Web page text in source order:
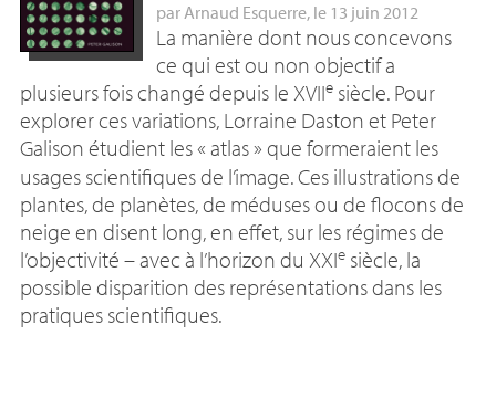
parArnaud Esquerre, le 13 juin 2012
La manière dont nous concevons
ce qui est ou non objectif a
plusieurs fois changé depuis le XVIIesiècle. Pour
explorer ces variations, Lorraine Daston et Peter
Galison étudient les « atlas» que formeraient les
usages scientifiques de l’image. Ces illustrations de
plantes, de planètes, de méduses ou de flocons de
neige en disent long, en effet, sur les régimes de
l’objectivité – avec à l’horizon du XXIesiècle, la
possible disparition des représentations dans les
pratiques scientifiques.